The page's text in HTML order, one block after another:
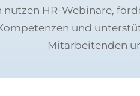
nutzen HR-Webinare,
und
Mitarbeitenden